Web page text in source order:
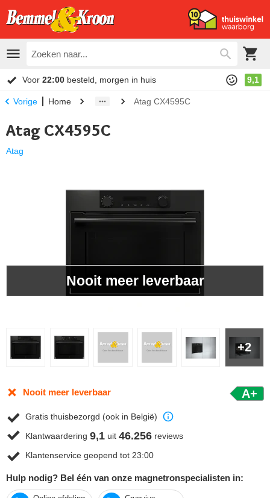
Voor 22:00 besteld, morgen in huis 9,1
Vorige Home Atag CX4595C
Atag CX4595C
Atag
+2
Nooit meer leverbaar
Nooit meer leverbaar A+
Gratis thuisbezorgd (ook in België)
Klantwaardering 9,1 uit 46.256 reviews
Klantenservice geopend tot 23:00
Hulp nodig? Bel één van onze magnetronspecialisten in: